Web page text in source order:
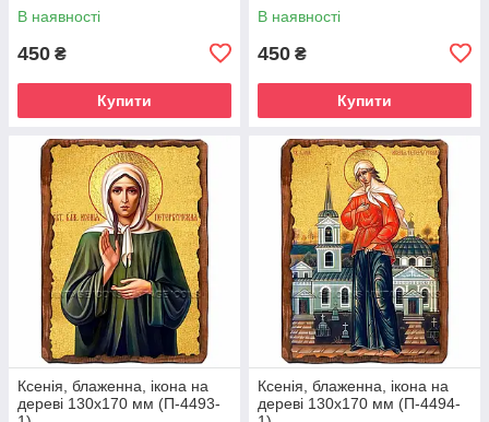
В наявності
450 ₴
Купити
В наявності
450 ₴
Купити
Ксенія, блаженна, ікона на
дереві 130х170 мм (П-4493-
Ксенія, блаженна, ікона на
дереві 130х170 мм (П-4494-